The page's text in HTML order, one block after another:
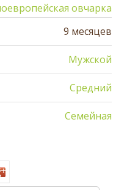
овчарка
9 месяцев
Мужской
Средний
Семейная